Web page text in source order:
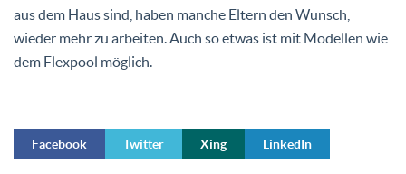
aus dem Haus sind, haben manche Eltern den Wunsch,
wieder mehr zu arbeiten. Auch so etwas ist mit Modellen wie
dem Flexpool möglich.
Facebook Twitter Xing LinkedIn